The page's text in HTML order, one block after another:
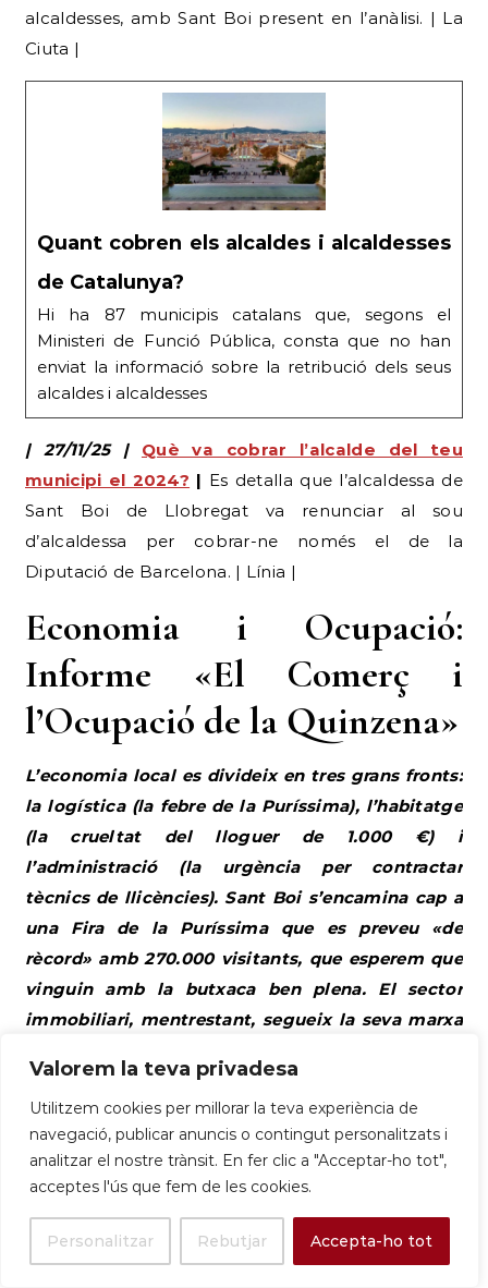
Valorem la teva privadesa
Utilitzem cookies per millorar la teva experiència de
navegació, publicar anuncis o contingut personalitzats i
analitzar el nostre trànsit. En fer clic a "Acceptar-ho tot",
acceptes l'ús que fem de les cookies.
Personalitzar Rebutjar Accepta-ho tot
alcaldesses, amb Sant Boi present en l’anàlisi. | La
Ciuta |
Quant cobren els alcaldes i alcaldesses
de Catalunya?
Hi ha 87 municipis catalans que, segons el
Ministeri de Funció Pública, consta que no han
enviat la informació sobre la retribució dels seus
alcaldes i alcaldesses
| 27/11/25 |
Què va cobrar l’alcalde del teu
municipi el 2024? | Es detalla que l’alcaldessa de
Sant Boi de Llobregat va renunciar al sou
d’alcaldessa per cobrar-ne només el de la
Diputació de Barcelona. | Línia |
Economia i Ocupació:
Informe «El Comerç i
l’Ocupació de la Quinzena»
L’economia local es divideix en tres grans fronts:
la logística (la febre de la Puríssima), l’habitatge
(la crueltat del lloguer de 1.000 €) i
l’administració (la urgència per contractar
tècnics de llicències). Sant Boi s’encamina cap a
una Fira de la Puríssima que es preveu «de
rècord» amb 270.000 visitants, que esperem que
vinguin amb la butxaca ben plena. El sector
immobiliari, mentrestant, segueix la seva marxa
lloguer a 1.000 €, mentre l’Ajuntament esgota
recursos per sortejar 40 habitatges públics,
intentant posar un pegat de 500 € a un forat de
1.000 €. L’oportunitat de feina passa per la
logística i la sanitat, confirmant que, per Sant
Boi, sempre hi haurà feina si saps preparar
comandes o cuidar de l’àvia.